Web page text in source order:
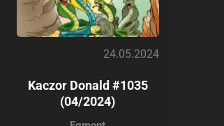
24.05.2024
Kaczor Donald #1035
(04/2024)